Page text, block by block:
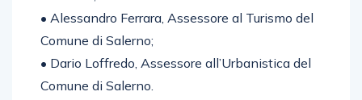
• Alessandro Ferrara, Assessore al Turismo del
Comune di Salerno;
• Dario Loffredo, Assessore all’Urbanistica del
Comune di Salerno.